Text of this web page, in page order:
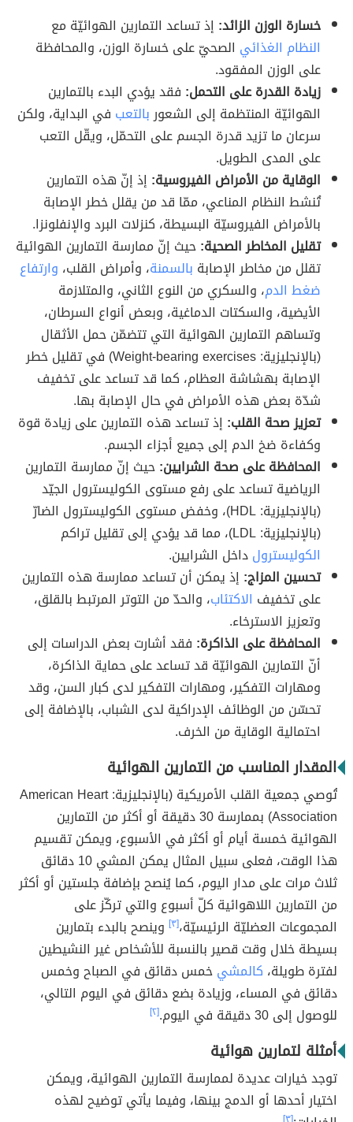
خسارة الوزن الزائد: إذ تساعد التمارين الهوائيّة مع
النظام الغذائي الصحيّ على خسارة الوزن، والمحافظة
على الوزن المفقود.
زيادة القدرة على التحمل: فقد يؤدي البدء بالتمارين
الهوائيّة المنتظمة إلى الشعوربالتعب في البداية، ولكن
سرعان ما تزيد قدرة الجسم على التحمّل، ويقّل التعب
على المدى الطويل.
الوقاية من الأمراض الفيروسية: إذ إنّ هذه التمارين
تُنشط النظام المناعي، ممّا قد من يقلل خطر الإصابة
بالأمراض الفيروسيّة البسيطة، كنزلات البرد والإنفلونزا.
تقليل المخاطر الصحية:حيث إنّ ممارسة التمارين الهوائية
تقلل من مخاطر الإصابة بالسمنة، وأمراض القلب، وارتفاع
ضغط الدم، والسكري من النوع الثاني، والمتلازمة
الأيضية، والسكتات الدماغية، وبعض أنواع السرطان،
وتساهم التمارين الهوائية التي تتضمّن حمل الأثقال
(بالإنجليزية: Weight-bearing exercises) في تقليل خطر
الإصابة بهشاشة العظام، كما قد تساعد على تخفيف
شدّة بعض هذه الأمراض في حال الإصابة بها.
تعزيز صحة القلب: إذ تساعد هذه التمارين على زيادة قوة
وكفاءة ضخ الدم إلى جميع أجزاء الجسم.
المحافظة على صحة الشرايين:حيث إنّ ممارسة التمارين
الرياضية تساعد على رفع مستوى الكوليسترول الجيّد
(بالإنجليزية: HDL)، وخفض مستوى الكوليسترول الضارّ
(بالإنجليزية: LDL)، مما قد يؤدي إلى تقليل تراكم
الكوليسترولداخل الشرايين.
تحسين المزاج: إذ يمكن أن تساعد ممارسة هذه التمارين
على تخفيف الاكتئاب، والحدّ من التوتر المرتبط بالقلق،
وتعزيز الاسترخاء.
المحافظة على الذاكرة: فقد أشارت بعض الدراسات إلى
أنّ التمارين الهوائيّة قد تساعد على حماية الذاكرة،
ومهارات التفكير، ومهارات التفكير لدى كبار السن، وقد
تحسّن من الوظائف الإدراكية لدى الشباب، بالإضافة إلى
احتمالية الوقاية من الخرف.
المقدار المناسب من التمارين الهوائية
تُوصي جمعية القلب الأمريكية (بالإنجليزية: American Heart
Association) بممارسة 30 دقيقة أو أكثر من التمارين
الهوائية خمسة أيام أو أكثر في الأسبوع، ويمكن تقسيم
هذا الوقت، فعلى سبيل المثال يمكن المشي 10 دقائق
ثلاث مرات على مدار اليوم، كما يُنصح بإضافة جلستين أو أكثر
من التمارين اللاهوائية كلّ أسبوع والتي تركّز على
المجموعات العضليّة الرئيسيّة،[٣]
وينصح بالبدء بتمارين
بسيطة خلال وقت قصير بالنسبة للأشخاص غير النشيطين
لفترة طويلة، كالمشيخمس دقائق في الصباح وخمس
دقائق في المساء، وزيادة بضع دقائق في اليوم التالي،
للوصول إلى 30 دقيقة في اليوم.
[٢]
أمثلة لتمارين هوائية
توجد خيارات عديدة لممارسة التمارين الهوائية، ويمكن
اختيار أحدها أو الدمج بينها، وفيما يأتي توضيح لهذه